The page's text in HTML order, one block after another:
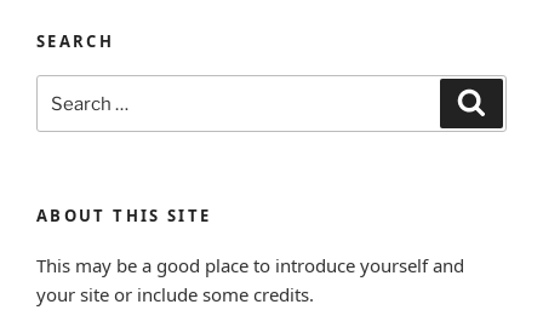
SEARCH
for:
ABOUT THIS SITE
This may be a good place to introduce yourself and
your site or include some credits.